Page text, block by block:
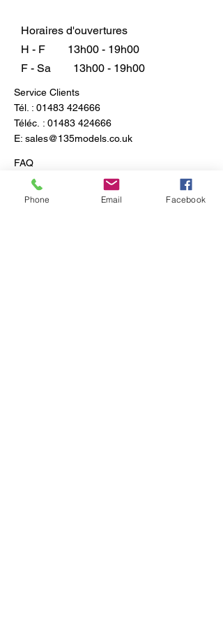
Horaires d'ouvertures
H - F
13h00 - 19h00
F - Sa
13h00 - 19h00
Service Clients
Tél. : 01483 424666
Téléc. : 01483 424666
E: sales@135models.co.uk
FAQ
Expédition & retours
Politique du magasin
Phone Email Facebook